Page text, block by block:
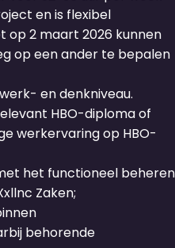
en is flexibel
op 2 maart 2026 kunnen
op een ander te bepalen
en denkniveau.
HBO-diploma of
werkervaring op HBO-
het functioneel beheren
Zaken;
behorende